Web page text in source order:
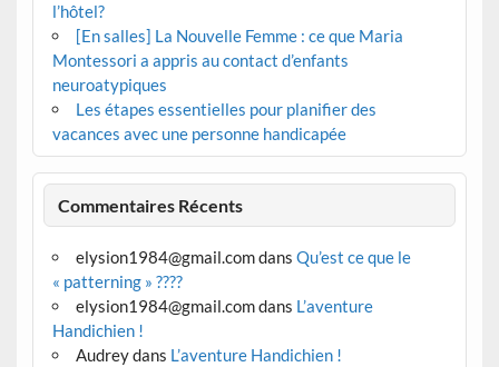
l’hôtel?
[En salles] La Nouvelle Femme : ce que Maria
Montessori a appris au contact d’enfants
neuroatypiques
Les étapes essentielles pour planifier des
vacances avec une personne handicapée
Commentaires Récents
elysion1984@gmail.comdans Qu’est ce que le
« patterning » ????
elysion1984@gmail.comdans L’aventure
Handichien !
Audreydans L’aventure Handichien !